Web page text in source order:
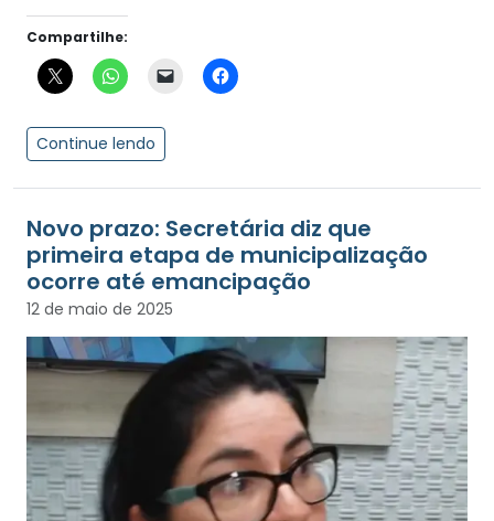
Compartilhe:
Continue lendo
Novo prazo: Secretária diz que
primeira etapa de municipalização
ocorre até emancipação
12 de maio de 2025